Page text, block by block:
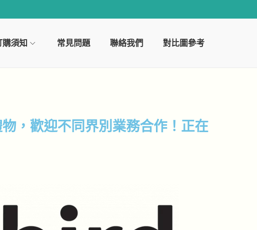
購須知 常見問題 聯絡我們 對比圖參考
，歡迎不同界別業務合作！正在